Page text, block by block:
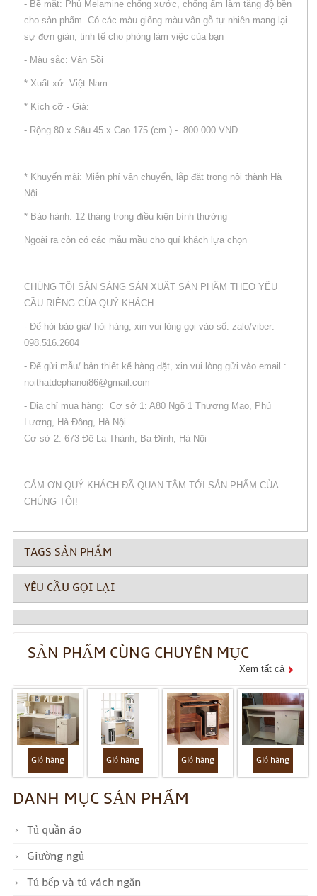
- Bề mặt: Phủ Melamine chống xước, chống ẩm làm tăng độ bền
cho sản phẩm. Có các màu giống màu vân gỗ tự nhiên mang lại
sự đơn giản, tinh tế cho phòng làm việc của bạn
- Màu sắc: Vân Sồi
* Xuất xứ: Việt Nam
* Kích cỡ - Giá:
- Rộng 80 x Sâu 45 x Cao 175 (cm ) - 800.000 VND
* Khuyến mãi: Miễn phí vận chuyển, lắp đặt trong nội thành Hà
Nội
* Bảo hành: 12 tháng trong điều kiện bình thường
Ngoài ra còn có các mẫu mầu cho quí khách lựa chọn
CHÚNG TÔI SẴN SÀNG SẢN XUẤT SẢN PHẨM THEO YÊU
CẦU RIÊNG CỦA QUÝ KHÁCH.
- Để hỏi báo giá/ hỏi hàng, xin vui lòng gọi vào số: zalo/viber:
098.516.2604
- Để gửi mẫu/ bản thiết kế hàng đặt, xin vui lòng gửi vào email :
noithatdephanoi86@gmail.com
- Địa chỉ mua hàng: Cơ sở 1: A80 Ngõ 1 Thượng Mạo, Phú
Lương, Hà Đông, Hà Nội
Cơ sở 2: 673 Đê La Thành, Ba Đình, Hà Nội
CẢM ƠN QUÝ KHÁCH ĐÃ QUAN TÂM TỚI SẢN PHẨM CỦA
CHÚNG TÔI!
TAGS SẢN PHẨM
YÊU CẦU GỌI LẠI
SẢN PHẨM CÙNG CHUYÊN MỤC
Xem tất cả
Giỏ hàng Giỏ hàng Giỏ hàng Giỏ hàng
DANH MỤC SẢN PHẨM
Tủ quần áo
Giường ngủ
Tủ bếp và tủ vách ngăn